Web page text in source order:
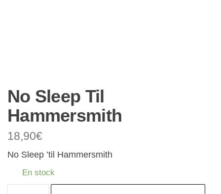
No Sleep Til
Hammersmith
18,90€
No Sleep ’til Hammersmith
En stock